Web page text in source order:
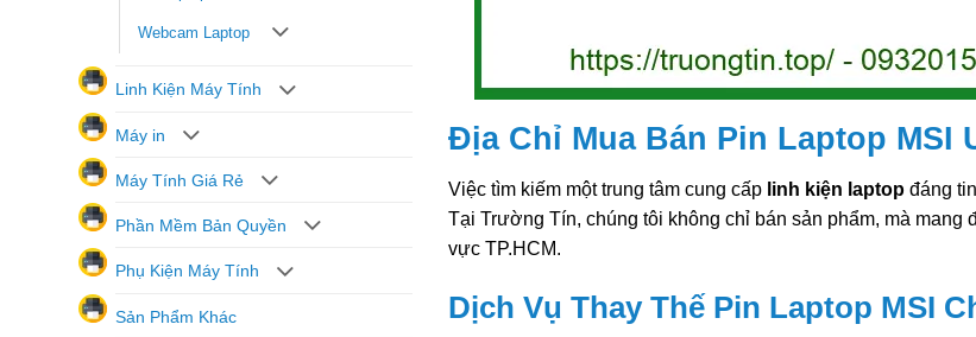
Webcam Laptop
Linh Kiện Máy Tính
Máy in
Máy Tính Giá Rẻ
Phần Mềm Bản Quyền
Phụ Kiện Máy Tính
Sản Phẩm Khác
Địa Chỉ Mua Bán Pin Laptop MSI
Việc tìm kiếm một trung tâm cung cấp linh kiện laptop đáng
Tại Trường Tín, chúng tôi không chỉ bán sản phẩm, mà
vực TP.HCM.
Dịch Vụ Thay Thế Pin Laptop MSI